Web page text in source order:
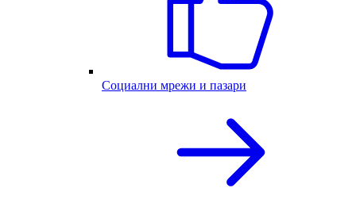
Социални мрежи и пазари